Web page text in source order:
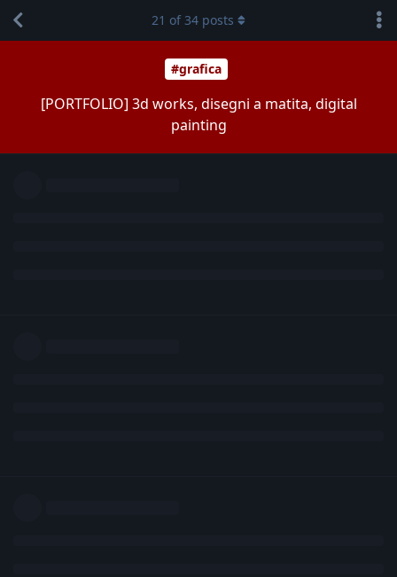
#grafica
[PORTFOLIO] 3d works, disegni a matita, digital
painting
21 of34 posts